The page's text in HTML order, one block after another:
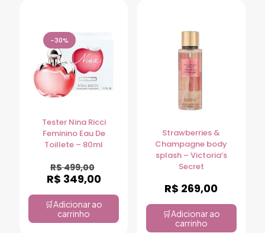
-30%
Tester Nina Ricci
Feminino Eau De
Toillete – 80ml
R$499,00
R$ 349,00
Adicionar ao
carrinho
Strawberries &
Champagne body
splash – Victoria’s
Secret
R$ 269,00
Adicionar ao
carrinho